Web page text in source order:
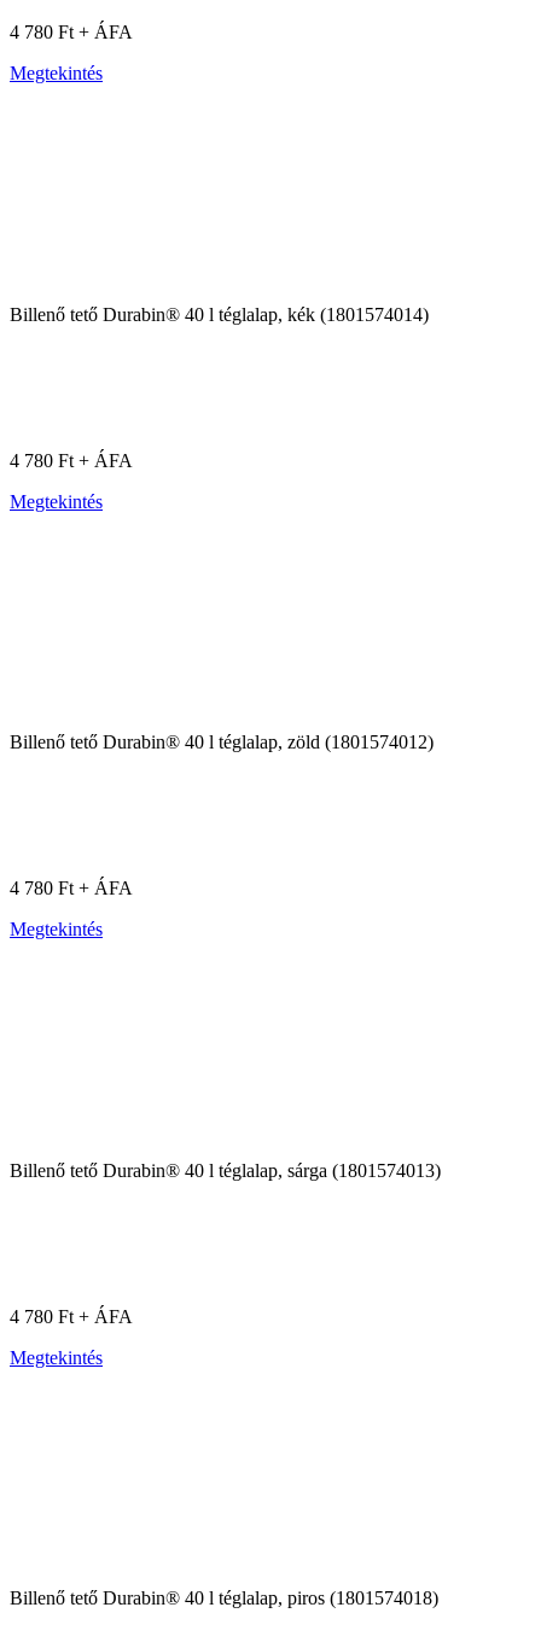
4 780 Ft + ÁFA
Megtekintés
Billenő tető Durabin® 40 l téglalap, kék (1801574014)
4 780 Ft + ÁFA
Megtekintés
Billenő tető Durabin® 40 l téglalap, zöld (1801574012)
4 780 Ft + ÁFA
Megtekintés
Billenő tető Durabin® 40 l téglalap, sárga (1801574013)
4 780 Ft + ÁFA
Megtekintés
Billenő tető Durabin® 40 l téglalap, piros (1801574018)